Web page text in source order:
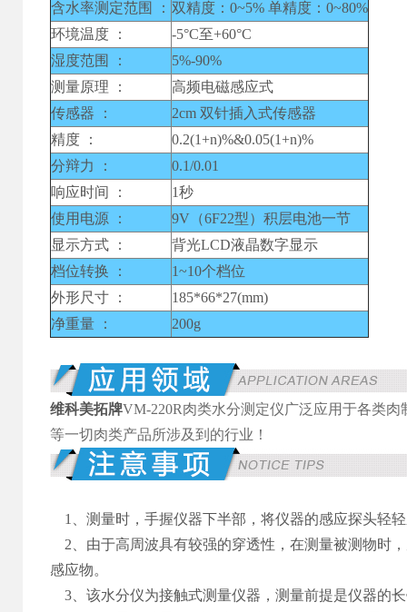
含水率测定范围 ： 双精度：0~5% 单精度：0~80%
环境温度 ：
-5°C至+60°C
湿度范围 ：
5%-90%
测量原理 ：
高频电磁感应式
传感器 ：
2cm 双针插入式传感器
精度 ：
0.2(1+n)%&0.05(1+n)%
分辩力 ：
0.1/0.01
响应时间 ：
1秒
使用电源 ：
9V（6F22型）积层电池一节
显示方式 ：
背光LCD液晶数字显示
档位转换 ：
1~10个档位
外形尺寸 ：
185*66*27(mm)
净重量 ：
200g
维科美拓牌VM-220R肉类水分测定仪广泛应用于各类
等一切肉类产品所涉及到的行业！
1、 测量时，手握仪器下半部，将仪器的感应探头轻
2、 由于高周波具有较强的穿透性，在测量被测物时
感应物。
3、 该水分仪为接触式测量仪器，测量前提是仪器的